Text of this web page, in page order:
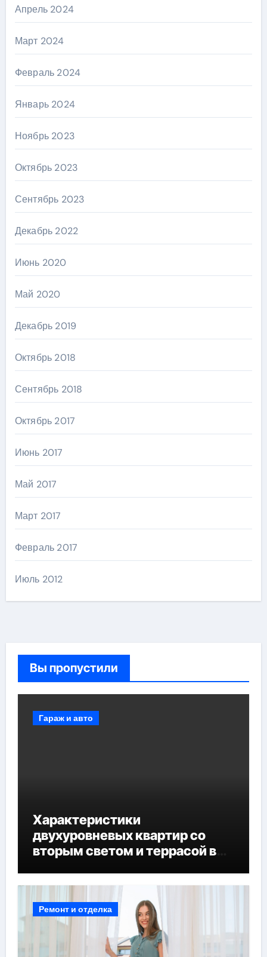
Апрель 2024
Март 2024
Февраль 2024
Январь 2024
Ноябрь 2023
Октябрь 2023
Сентябрь 2023
Декабрь 2022
Июнь 2020
Май 2020
Декабрь 2019
Октябрь 2018
Сентябрь 2018
Октябрь 2017
Июнь 2017
Май 2017
Март 2017
Февраль 2017
Июль 2012
Вы пропустили
Гараж и авто
Характеристики
двухуровневых квартир со
вторым светом и террасой в
Ремонт и отделка